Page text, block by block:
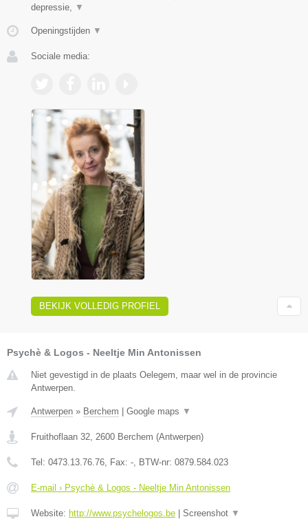
depressie, ▼
Openingstijden ▼
Sociale media:
BEKIJK VOLLEDIG PROFIEL
Psychè & Logos - Neeltje Min Antonissen
Niet gevestigd in de plaats Oelegem, maar wel in de provincie
Antwerpen.
Antwerpen » Berchem Google maps ▼
Fruithoflaan 32 2600 Berchem (Antwerpen)
Tel: 0473.13.76.76 , Fax: - , BTW-nr: 0879.584.023
E-mail › Psychè & Logos - Neeltje Min Antonissen
Website: http://www.psychelogos.be Screenshot ▼